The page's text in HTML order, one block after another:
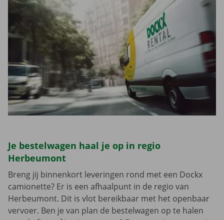
Je bestelwagen haal je op in regio
Herbeumont
Breng jij binnenkort leveringen rond met een Dockx
camionette? Er is een afhaalpunt in de regio van
Herbeumont. Dit is vlot bereikbaar met het openbaar
vervoer. Ben je van plan de bestelwagen op te halen